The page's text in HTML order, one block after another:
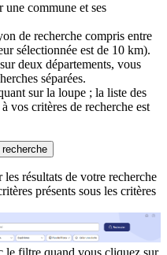
une commune et ses
de recherche compris entre
sélectionnée est de 10 km).
deux départements, vous
séparées.
sur la loupe ; la liste des
vos critères de recherche est
résultats de votre recherche
présents sous les critères
le filtre quand vous cliquez sur